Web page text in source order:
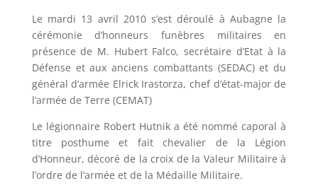
Le mardi 13 avril 2010 s’est déroulé à Aubagne la
cérémonie d’honneurs funèbres militaires en
présence de M. Hubert Falco, secrétaire d’Etat à la
Défense et aux anciens combattants (SEDAC) et du
général d’armée Elrick Irastorza, chef d’état-major de
l’armée de Terre (CEMAT)
Le légionnaire Robert Hutnik a été nommé caporal à
titre posthume et fait chevalier de la Légion
d’Honneur, décoré de la croix de la Valeur Militaire à
l’ordre de l’armée et de la Médaille Militaire.